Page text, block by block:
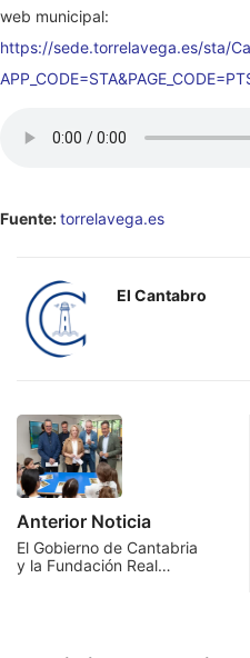
web municipal:
https://sede.torrelavega.es/sta/
Fuente:torrelavega.es
El Cantabro
Anterior Noticia
El Gobierno de Cantabria
y la Fundación Real…